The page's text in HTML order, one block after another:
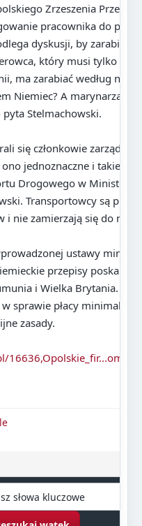
Zrzeszenia
pracownika do
dyskusji, by zarabiał
który musi tylko
ma zarabiać według
Niemiec? A marynarzami,
Stelmachowski.
się członkowie zarządu,
jednoznaczne i takie
Drogowego w
Transportowcy są
nie zamierzają się do nich
ustawy
przepisy
i Wielka Brytania.
sprawie płacy
zasady.